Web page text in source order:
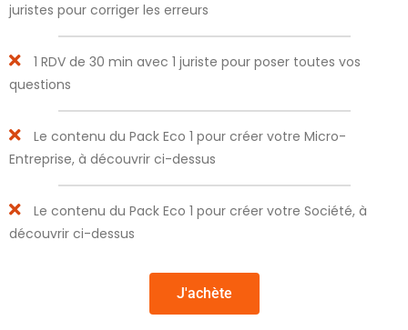
juristes pour corriger les erreurs
1 RDV de 30 min avec 1 juriste pour poser toutes vos
questions
Le contenu du Pack Eco 1 pour créer votre Micro-
Entreprise, à découvrir ci-dessus
Le contenu du Pack Eco 1 pour créer votre Société, à
découvrir ci-dessus
J'achète